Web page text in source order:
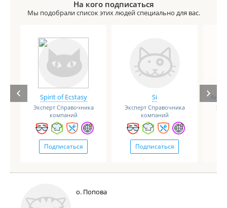
На кого подписаться
Мы подобрали список этих людей специально для вас.
Spirit of Ecstasy
Эксперт Справочника
компаний
Подписаться
Si
Эксперт Справочника
компаний
Подписаться
о. Попова